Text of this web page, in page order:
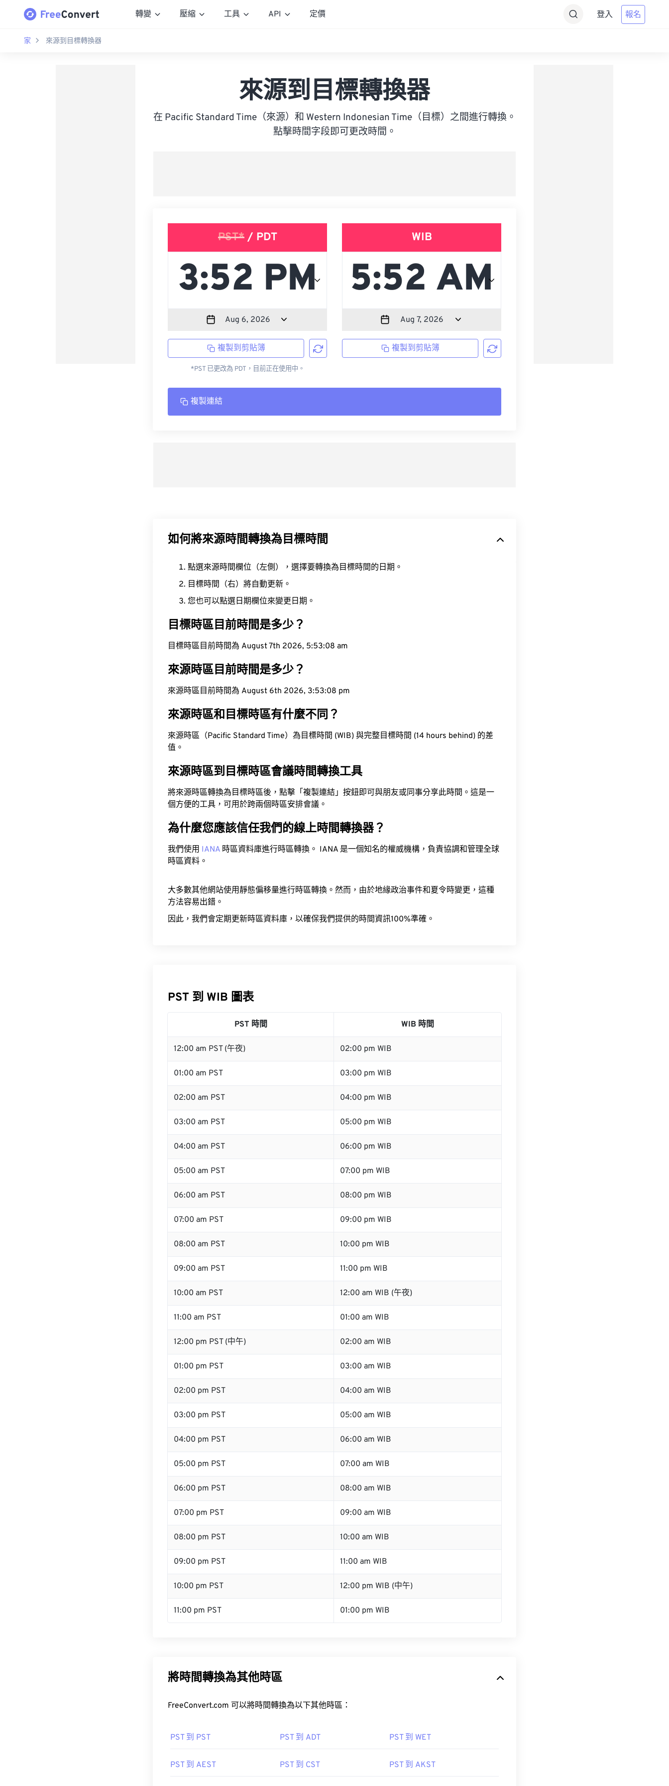
轉變 壓縮 工具 API 定價 登入 報名
家 來源到目標轉換器
來源到目標轉換器
在 Pacific Standard Time（來源）和 Western Indonesian Time（目標）之間進行轉換。
點擊時間字段即可更改時間。
PST*/ PDT
複製到剪貼簿
*PST 已更改為 PDT，目前正在使用中。
WIB
複製到剪貼簿
複製連結
如何將來源時間轉換為目標時間
點選來源時間欄位（左側），選擇要轉換為目標時間的日期。
目標時間（右）將自動更新。
您也可以點選日期欄位來變更日期。
目標時區目前時間是多少？
目標時區目前時間為 August 7th 2026, 5:53:09 am
來源時區目前時間是多少？
來源時區目前時間為 August 6th 2026, 3:53:09 pm
來源時區和目標時區有什麼不同？
來源時區（Pacific Standard Time）為目標時間 (WIB) 與完整目標時間 (14 hours behind) 的差
值。
來源時區到目標時區會議時間轉換工具
將來源時區轉換為目標時區後，點擊「複製連結」按鈕即可與朋友或同事分享此時間。這是一
個方便的工具，可用於跨兩個時區安排會議。
為什麼您應該信任我們的線上時間轉換器？
我們使用 IANA 時區資料庫進行時區轉換。 IANA 是一個知名的權威機構，負責協調和管理全球
時區資料。
大多數其他網站使用靜態偏移量進行時區轉換。然而，由於地緣政治事件和夏令時變更，這種
方法容易出錯。
因此，我們會定期更新時區資料庫，以確保我們提供的時間資訊100%準確。
PST 到 WIB 圖表
PST 時間 WIB 時間
12:00 am PST (午夜) 02:00 pm WIB
01:00 am PST 03:00 pm WIB
02:00 am PST 04:00 pm WIB
03:00 am PST 05:00 pm WIB
04:00 am PST 06:00 pm WIB
05:00 am PST 07:00 pm WIB
06:00 am PST 08:00 pm WIB
07:00 am PST 09:00 pm WIB
08:00 am PST 10:00 pm WIB
09:00 am PST 11:00 pm WIB
10:00 am PST 12:00 am WIB (午夜)
11:00 am PST 01:00 am WIB
12:00 pm PST (中午) 02:00 am WIB
01:00 pm PST 03:00 am WIB
02:00 pm PST 04:00 am WIB
03:00 pm PST 05:00 am WIB
04:00 pm PST 06:00 am WIB
05:00 pm PST 07:00 am WIB
06:00 pm PST 08:00 am WIB
07:00 pm PST 09:00 am WIB
08:00 pm PST 10:00 am WIB
09:00 pm PST 11:00 am WIB
10:00 pm PST 12:00 pm WIB (中午)
11:00 pm PST 01:00 pm WIB
將時間轉換為其他時區
FreeConvert.com 可以將時間轉換為以下其他時區：
PST 到 PST PST 到 ADT PST 到 WET
PST 到 AEST PST 到 CST PST 到 AKST